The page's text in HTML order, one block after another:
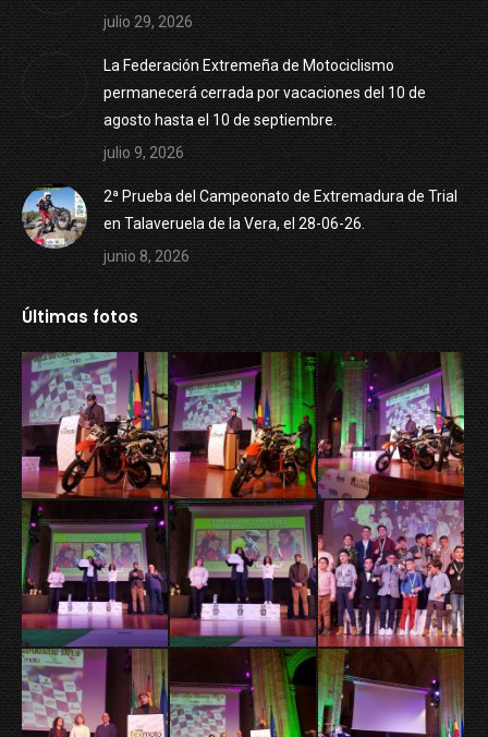
julio 29, 2026
La Federación Extremeña de Motociclismo
permanecerá cerrada por vacaciones del 10 de
agosto hasta el 10 de septiembre.
julio 9, 2026
2ª Prueba del Campeonato de Extremadura de Trial
en Talaveruela de la Vera, el 28-06-26.
junio 8, 2026
Últimas fotos